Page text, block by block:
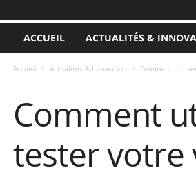
ACCUEIL ACTUALITÉS &
Accueil Actualités & Innovation Comment
Comment
tester votre